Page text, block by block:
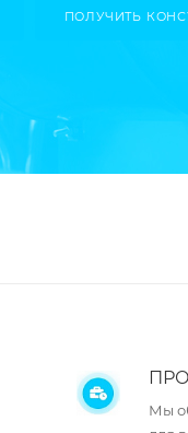
ПОЛУЧИТЬ
Мы